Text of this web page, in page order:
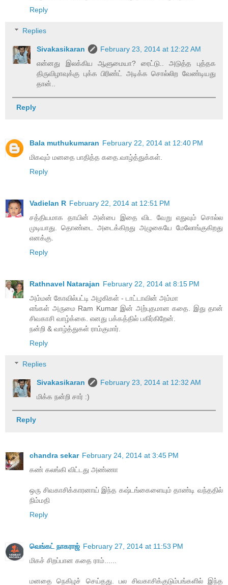
Reply
Replies
Sivakasikaran
February 23, 2014 at 12:22 AM
என்னது இலக்கிய ஆளுமையா? ரைட்டு.. அடுத்த புத்தக
திருவிழாவுக்கு புக்க பிரிண்ட் அடிக்க சொல்லிற வேண்டியது
தான்..
Reply
Bala muthukumaran February 22, 2014 at 12:40 PM
மிகவும் மனதை பாதித்த கதை.வாழ்த்துக்கள்.
Reply
Vadielan R February 22, 2014 at 12:51 PM
சத்தியமாக தாயின் அன்பை இதை விட வேறு எதுவும் சொல்ல
முடியாது. தொண்டை அடைக்கிறது அழுகையே மேலோங்குகிறது
எனக்கு.
Reply
Rathnavel Natarajan February 22, 2014 at 8:15 PM
அம்மன் கோவில்பட்டி அழகிகள் - டாட்டாவின் அம்மா
எங்கள் அருமை Ram Kumar இன் அற்புதமான கதை. இது தான்
சிவகாசி வாழ்க்கை. எனது பக்கத்தில் பகிர்கிறேன்.
நன்றி & வாழ்த்துகள் ராம்குமார்.
Reply
Replies
Sivakasikaran
February 23, 2014 at 12:32 AM
மிக்க நன்றி சார் :)
Reply
chandra sekar February 24, 2014 at 3:45 PM
கண் கலங்கி விட்டது அண்ணா
ஒரு சிவகாசிக்காரனாய் இந்த கஷ்டங்கைளையும் தாண்டி வந்ததில்
நிம்மதி
Reply
வெங்கட் நாகராஜ் February 27, 2014 at 11:53 PM
மிகச் சிறப்பான கதை ராம்......
மனதை நெகிழச் செய்தது. பல சிவகாசிக்குடும்பங்களில் இந்த